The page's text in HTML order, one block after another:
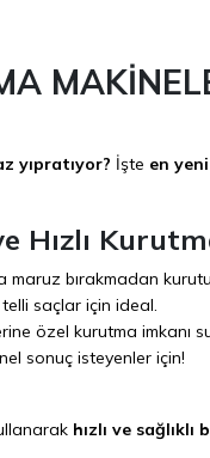
yıpratıyor? İşte en
Hızlı
maruz bırakmadan
saçlar için ideal.
özel kurutma imkanı
sonuç isteyenler için!
hızlı ve